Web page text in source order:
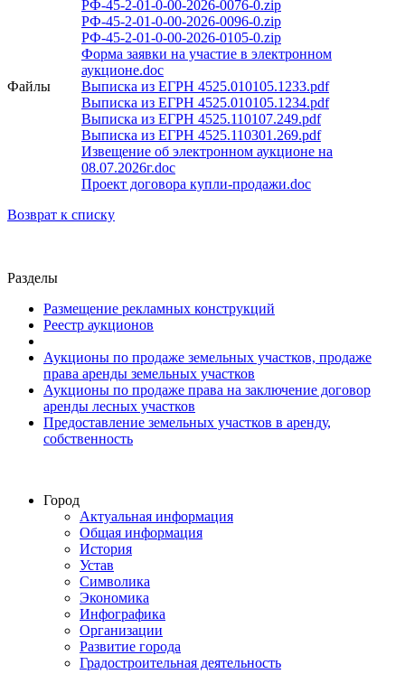
Файлы
РФ-45-2-01-0-00-2026-0076-0.zip
РФ-45-2-01-0-00-2026-0096-0.zip
РФ-45-2-01-0-00-2026-0105-0.zip
Форма заявки на участие в электронном
аукционе.doc
Выписка из ЕГРН 4525.010105.1233.pdf
Выписка из ЕГРН 4525.010105.1234.pdf
Выписка из ЕГРН 4525.110107.249.pdf
Выписка из ЕГРН 4525.110301.269.pdf
Извещение об электронном аукционе на
08.07.2026г.doc
Проект договора купли-продажи.doc
Возврат к списку
Разделы
Размещение рекламных конструкций
Реестр аукционов
Аукционы по продаже земельных участков, продаже
права аренды земельных участков
Аукционы по продаже права на заключение договор
аренды лесных участков
Предоставление земельных участков в аренду,
собственность
Город
Актуальная информация
Общая информация
История
Устав
Символика
Экономика
Инфографика
Организации
Развитие города
Градостроительная деятельность